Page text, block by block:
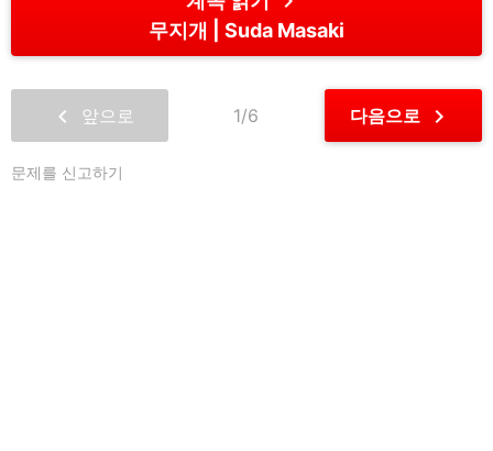
무지개 Suda Masaki
chevron_left 앞으로 1/6 다음으로 chevron_right
문제를 신고하기